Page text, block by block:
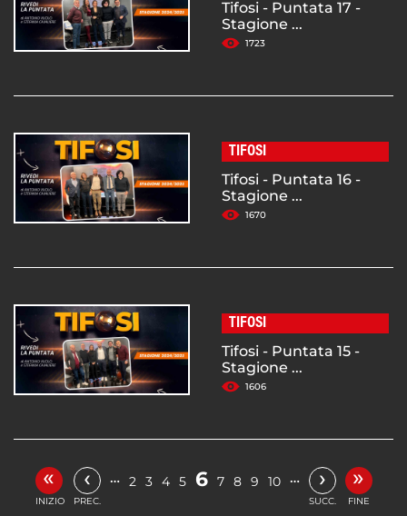
Tifosi - Puntata 17 -
Stagione ...
1723
TIFOSI
Tifosi - Puntata 16 -
Stagione ...
1670
TIFOSI
Tifosi - Puntata 15 -
Stagione ...
1606
«
INIZIO
‹
PREC.
… 2 3 4 5 6 7 8 9 10 … ›
SUCC.
»
FINE